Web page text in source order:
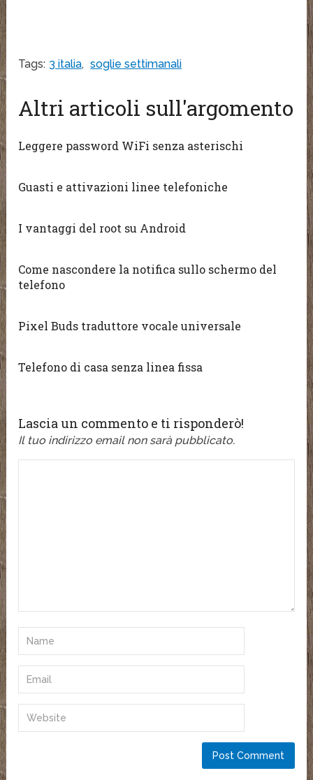
Tags: 3 italia, soglie settimanali
Altri articoli sull'argomento
Leggere password WiFi senza asterischi
Guasti e attivazioni linee telefoniche
I vantaggi del root su Android
Come nascondere la notifica sullo schermo del
telefono
Pixel Buds traduttore vocale universale
Telefono di casa senza linea fissa
Lascia un commento e ti risponderò!
Il tuo indirizzo email non sarà pubblicato.